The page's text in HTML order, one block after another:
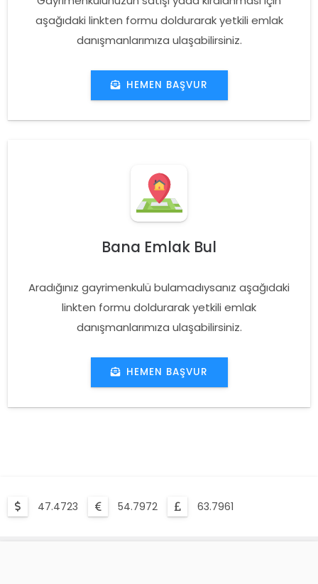
aşağıdaki linkten formu doldurarak yetkili emlak
danışmanlarımıza ulaşabilirsiniz.
HEMEN BAŞVUR
Bana Emlak Bul
Aradığınız gayrimenkulü bulamadıysanız aşağıdaki
linkten formu doldurarak yetkili emlak
danışmanlarımıza ulaşabilirsiniz.
HEMEN BAŞVUR
47.4723 54.7972 63.7961